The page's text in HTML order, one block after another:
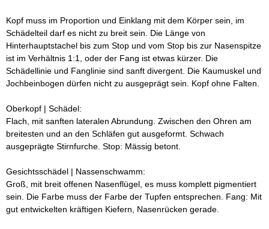
Kopf muss im Proportion und Einklang mit dem Körper sein, im
Schädelteil darf es nicht zu breit sein. Die Länge von
Hinterhauptstachel bis zum Stop und vom Stop bis zur Nasenspitze
ist im Verhältnis 1:1, oder der Fang ist etwas kürzer. Die
Schädellinie und Fanglinie sind sanft divergent. Die Kaumuskel und
Jochbeinbogen dürfen nicht zu ausgeprägt sein. Kopf ohne Falten.
Oberkopf | Schädel:
Flach, mit sanften lateralen Abrundung. Zwischen den Ohren am
breitesten und an den Schläfen gut ausgeformt. Schwach
ausgeprägte Stirnfurche. Stop: Mässig betont.
Gesichtsschädel | Nassenschwamm:
Groß, mit breit offenen Nasenflügel, es muss komplett pigmentiert
sein. Die Farbe muss der Farbe der Tupfen entsprechen. Fang: Mit
gut entwickelten kräftigen Kiefern, Nasenrücken gerade.